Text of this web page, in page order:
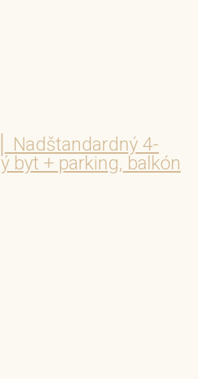
Nadštandardný 4-
byt + parking, balkón